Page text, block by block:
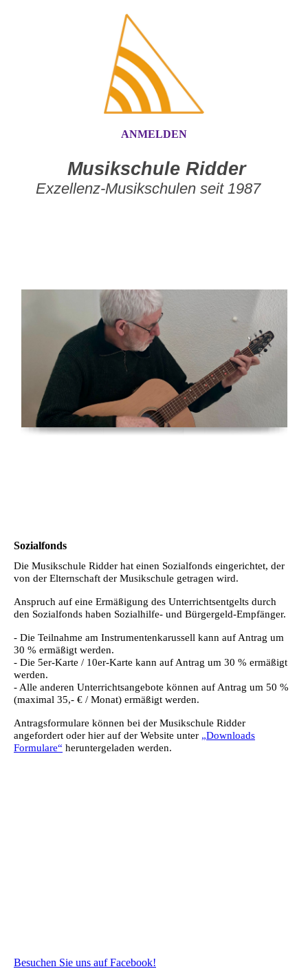
Musikschule Ridder
Exzellenz-Musikschulen seit 1987
ANMELDEN
Sozialfonds
Die Musikschule Ridder hat einen Sozialfonds eingerichtet, der
von der Elternschaft der Musikschule getragen wird.
Anspruch auf eine Ermäßigung des Unterrichtsentgelts durch
den Sozialfonds haben Sozialhilfe- und Bürgergeld-Empfänger.
- Die Teilnahme am Instrumentenkarussell kann auf Antrag um
30 % ermäßigt werden.
- Die 5er-Karte / 10er-Karte kann auf Antrag um 30 % ermäßigt
werden.
- Alle anderen Unterrichtsangebote können auf Antrag um 50 %
(maximal 35,- € / Monat) ermäßigt werden.
Antragsformulare können bei der Musikschule Ridder
angefordert oder hier auf der Website unter „Downloads
Formulare“ heruntergeladen werden.
Besuchen Sie uns auf Facebook!